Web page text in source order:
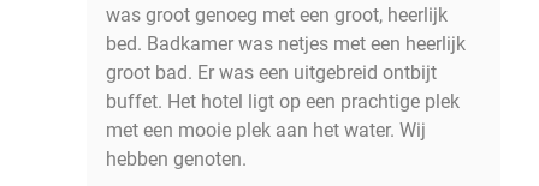
was groot genoeg met een groot, heerlijk
bed. Badkamer was netjes met een heerlijk
groot bad. Er was een uitgebreid ontbijt
buffet. Het hotel ligt op een prachtige plek
met een mooie plek aan het water. Wij
hebben genoten.